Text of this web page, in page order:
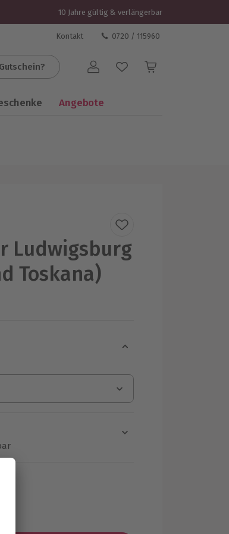
10 Jahre gültig & verlängerbar
Kontakt 0720 / 115960
Benutzerkonto
Angebote
Ludwigsburg
Toskana)